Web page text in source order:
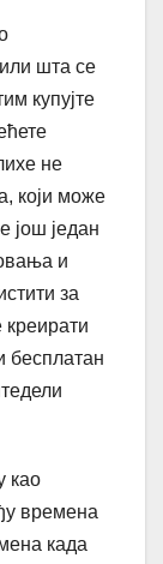
шта се
купујте
не
који може
још један
и
за
креирати
бесплатан
као
времена
када